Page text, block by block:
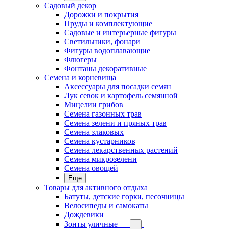
Садовый декор
Дорожки и покрытия
Пруды и комплектующие
Садовые и интерьерные фигуры
Светильники, фонари
Фигуры водоплавающие
Флюгеры
Фонтаны декоративные
Семена и корневища
Аксессуары для посадки семян
Лук севок и картофель семянной
Мицелии грибов
Семена газонных трав
Семена зелени и пряных трав
Семена злаковых
Семена кустарников
Семена лекарственных растений
Семена микрозелени
Семена овощей
Еще
Товары для активного отдыха
Батуты, детские горки, песочницы
Велосипеды и самокаты
Дождевики
Зонты уличные